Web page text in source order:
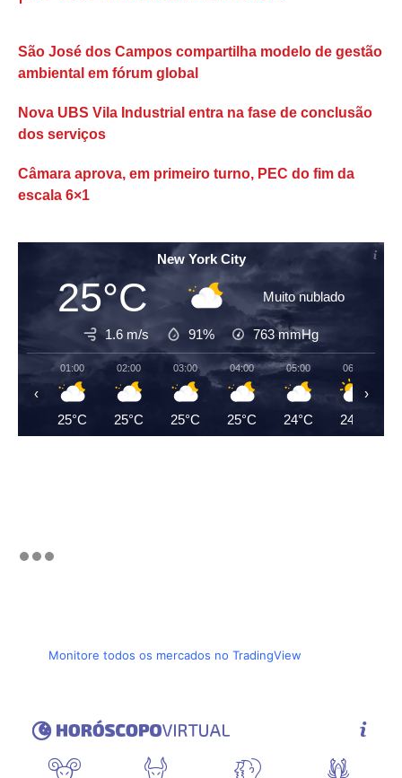
São José dos Campos compartilha modelo de gestão
ambiental em fórum global
Nova UBS Vila Industrial entra na fase de conclusão
dos serviços
Câmara aprova, em primeiro turno, PEC do fim da
escala 6×1
New York City
25°C Muito nublado
1.6 m/s 91% 763mmHg
01:00
25°C
02:00
25°C
03:00
25°C
04:00
25°C
05:00
24°C
06:00
24°C
‹ ›
Monitore todos os mercados no TradingView